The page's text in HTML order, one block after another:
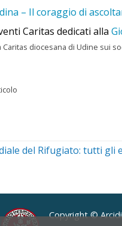
– Il coraggio di
Caritas dedicati alla
Caritas diocesana di Udine sui
del Rifugiato: tutti gli
Copyright ©